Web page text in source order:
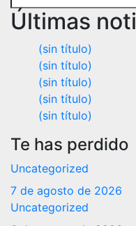
Últimas
(sin título)
(sin título)
(sin título)
(sin título)
(sin título)
Te has perdido
Uncategorized
7 de agosto de 2026
Uncategorized